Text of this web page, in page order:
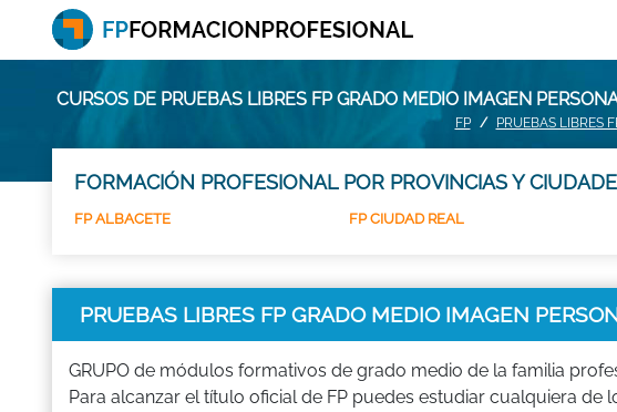
CURSOS DE PRUEBAS LIBRES FP GRADO MEDIO IMAGEN
FP PRUEBAS LIBRES
FORMACIÓN PROFESIONAL POR PROVINCIAS Y
FP ALBACETE FP CIUDAD REAL
PRUEBAS LIBRES FP GRADO MEDIO IMAGEN
GRUPO de módulos formativos de grado medio de la familia
Para alcanzar el título oficial de FP puedes estudiar cualquiera de